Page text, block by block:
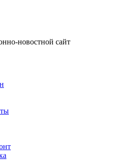
новостной сайт